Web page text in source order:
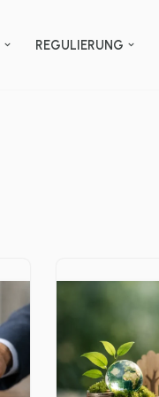
REGULIERUNG